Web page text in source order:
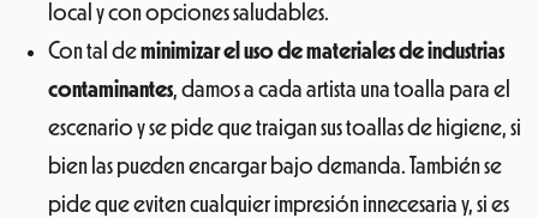
local y con opciones saludables.
Con tal deminimizar el uso de materiales de industrias
contaminantes, damos a cada artista una toalla para el
escenario y se pide que traigan sus toallas de higiene, si
bien las pueden encargar bajo demanda. También se
pide que eviten cualquier impresión innecesaria y, si es